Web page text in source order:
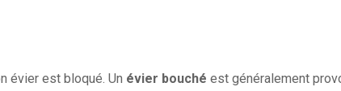
évier est bloqué. Un évier bouché est généralement